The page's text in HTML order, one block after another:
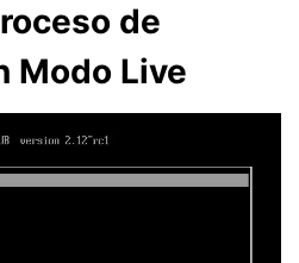
de
Modo Live